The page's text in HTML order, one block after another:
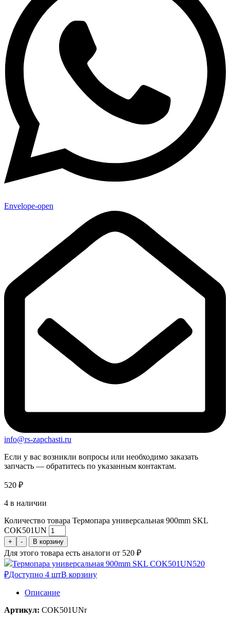
Envelope-open
info@rs-zapchasti.ru
Если у вас возникли вопросы или необходимо заказать
запчасть — обратитесь по указанным контактам.
520 ₽
4 в наличии
Количество товара Термопара универсальная 900mm SKL
COK501UN
+ - В корзину
Для этого товара есть аналоги от 520 ₽
Термопара универсальная 900mm SKL COK501UN520
₽Доступно 4 штВ корзину
Описание
Артикул: COK501UNr